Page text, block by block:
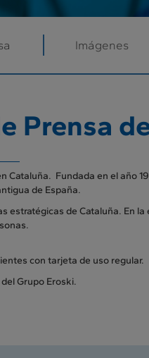
Imágenes
Prensa
Cataluña. Fundada en el año
de España.
estratégicas de Cataluña. En
con tarjeta de uso regular.
Grupo Eroski.